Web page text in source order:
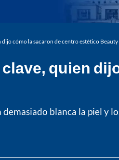
cómo la sacaron de centro estético Beauty
quien
blanca la piel y